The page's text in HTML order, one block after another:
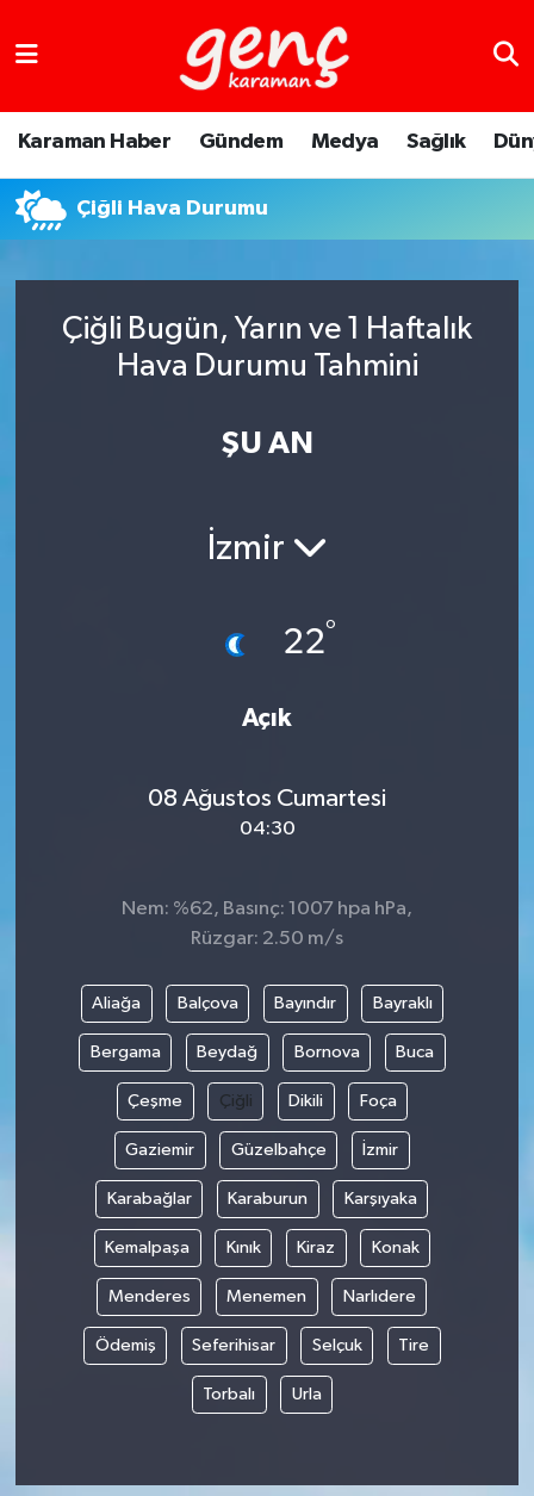
Karaman Haber Gündem Medya Sağlık
Çiğli Hava Durumu
Çiğli Bugün, Yarın ve 1 Haftalık
Hava Durumu Tahmini
ŞU AN
İzmir
22°
Açık
08 Ağustos Cumartesi
04:30
Nem: %62, Basınç: 1007 hpa hPa,
Rüzgar: 2.50 m/s
Aliağa Balçova Bayındır Bayraklı
Bergama Beydağ Bornova Buca
Çeşme Çiğli Dikili Foça
Gaziemir Güzelbahçe İzmir
Karabağlar Karaburun Karşıyaka
Kemalpaşa Kınık Kiraz Konak
Menderes Menemen Narlıdere
Ödemiş Seferihisar Selçuk Tire
Torbalı Urla